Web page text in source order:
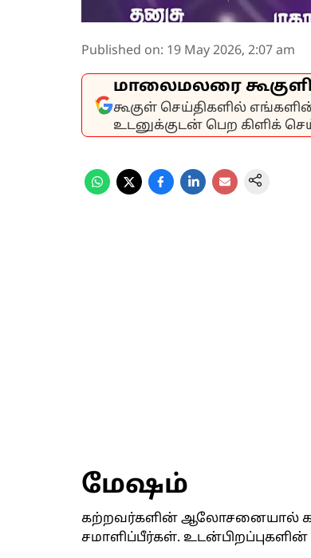
Published on: 19 May 2026, 2:07 am
மாலைமலரை
கூகுள் செய்திகளில்
உடனுக்குடன் பெற கிளிக்
மேஷம்
கற்றவர்களின் ஆலோசனையால்
சமாளிப்பீர்கள்.